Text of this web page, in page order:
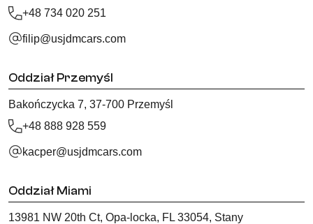
+48 734 020 251
filip@usjdmcars.com
Oddział Przemyśl
Bakończycka 7, 37-700 Przemyśl
+48 888 928 559
kacper@usjdmcars.com
Oddział Miami
13981 NW 20th Ct, Opa-locka, FL 33054, Stany